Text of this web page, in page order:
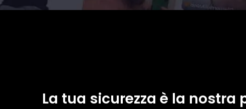
La tua sicurezza è la nostra